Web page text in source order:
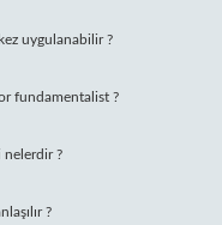
uygulanabilir ?
fundamentalist ?
nelerdir ?
?